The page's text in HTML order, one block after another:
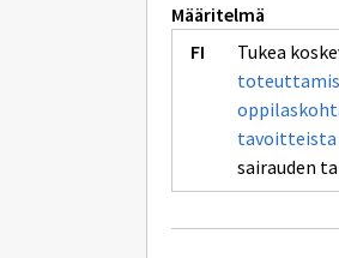
Määritelmä
Tukea
tavoitteista
sairauden